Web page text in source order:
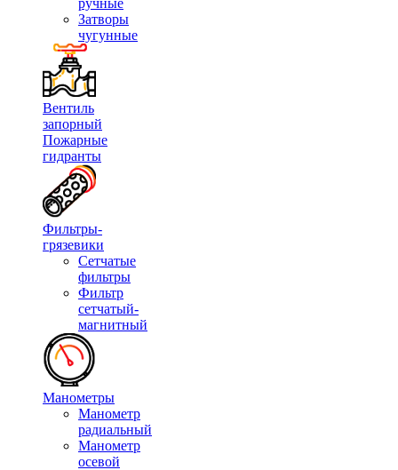
ручные
Затворы
чугунные
Вентиль
запорный
Пожарные
гидранты
Фильтры-
грязевики
Сетчатые
фильтры
Фильтр
сетчатый-
магнитный
Манометры
Манометр
радиальный
Манометр
осевой